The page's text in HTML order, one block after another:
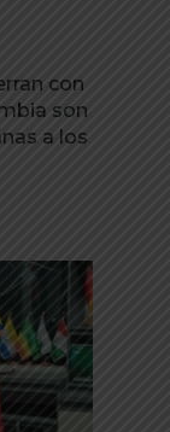
con
son
a los